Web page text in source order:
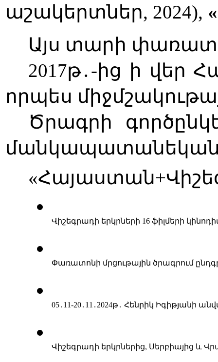
աշակերտներ, 2024),
Այս տարի
2017թ․-ից ի վեր
որպես
Ծրագրի
մանկապատանեկան
Վիշեգրադի երկրների 16 ֆիլմերի
Փառատոնի մրցութային ծրագրում
05․ 11-20․ 11 ․ 2024թ․ Հենրիկ Իգիթյանի
Վիշեգրադի երկրներից, Սերբիայից